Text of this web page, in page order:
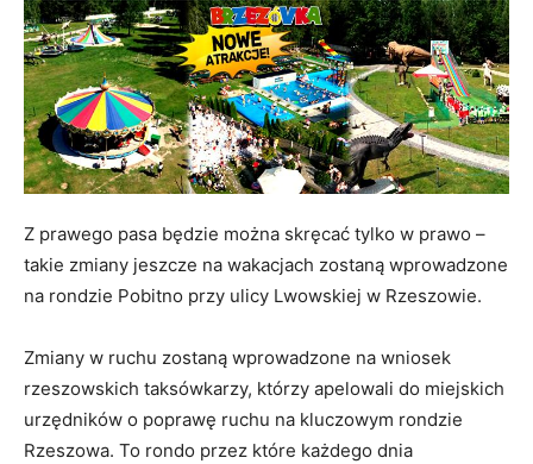
Z prawego pasa będzie można skręcać tylko w prawo –
takie zmiany jeszcze na wakacjach zostaną wprowadzone
na rondzie Pobitno przy ulicy Lwowskiej w Rzeszowie.
Zmiany w ruchu zostaną wprowadzone na wniosek
rzeszowskich taksówkarzy, którzy apelowali do miejskich
urzędników o poprawę ruchu na kluczowym rondzie
Rzeszowa. To rondo przez które każdego dnia